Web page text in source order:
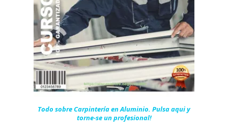
Todo sobre Carpintería en Aluminio. Pulsa aqui y
torne-se un profesional!